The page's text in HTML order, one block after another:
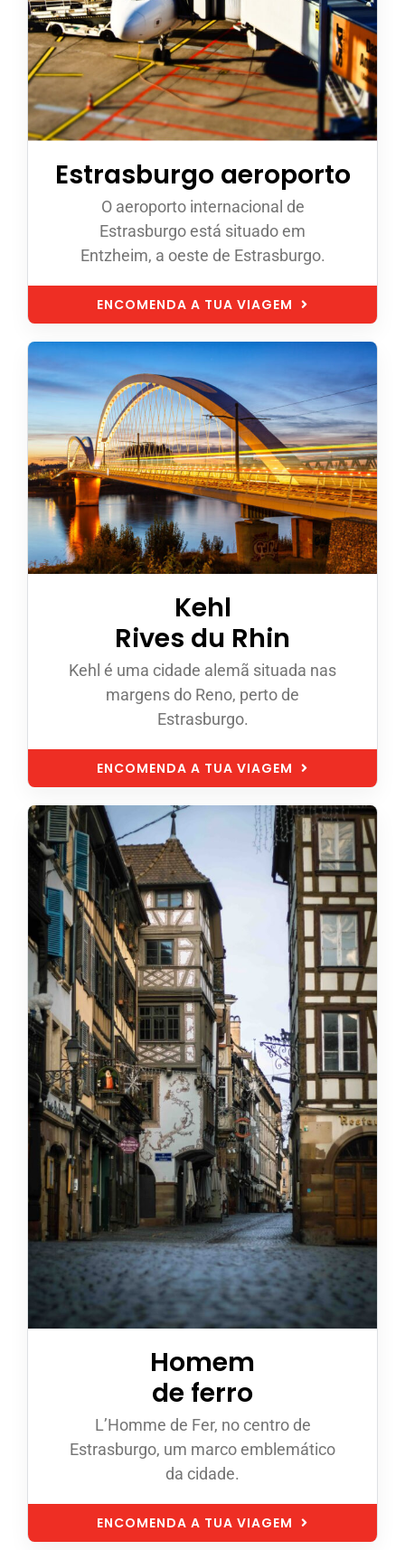
Estrasburgo aeroporto
O aeroporto internacional de
Estrasburgo está situado em
Entzheim, a oeste de Estrasburgo.
ENCOMENDA A TUA VIAGEM
Kehl
Rives du Rhin
Kehl é uma cidade alemã situada nas
margens do Reno, perto de
Estrasburgo.
ENCOMENDA A TUA VIAGEM
Homem
de ferro
L’Homme de Fer, no centro de
Estrasburgo, um marco emblemático
da cidade.
ENCOMENDA A TUA VIAGEM